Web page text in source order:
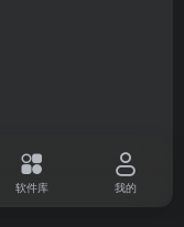
软件库 我的